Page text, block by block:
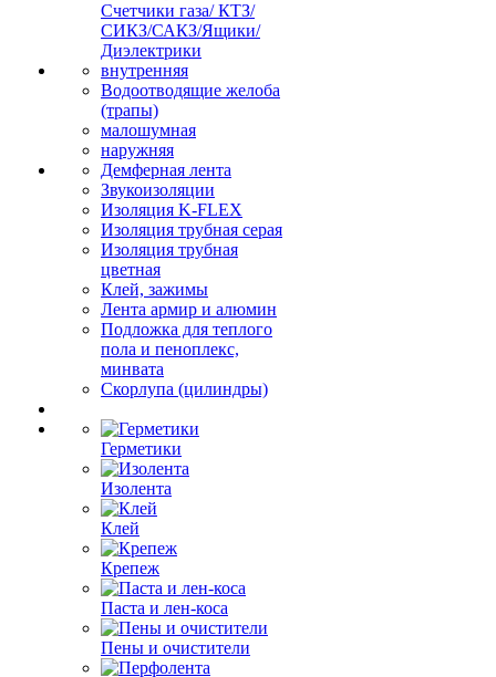
Счетчики газа/ КТЗ/
СИКЗ/САКЗ/Ящики/
Диэлектрики
внутренняя
Водоотводящие желоба
(трапы)
малошумная
наружняя
Демферная лента
Звукоизоляции
Изоляция K-FLEX
Изоляция трубная серая
Изоляция трубная
цветная
Клей, зажимы
Лента армир и алюмин
Подложка для теплого
пола и пеноплекс,
минвата
Скорлупа (цилиндры)
Герметики
Изолента
Клей
Крепеж
Паста и лен-коса
Пены и очистители